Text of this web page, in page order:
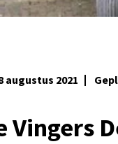
augustus 2021
Vingers